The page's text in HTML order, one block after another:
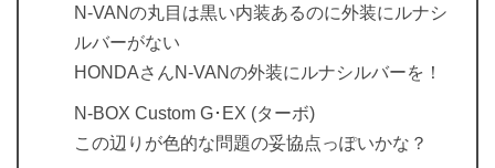
N-VANの丸目は黒い内装あるのに外装にルナシ
ルバーがない
HONDAさんN-VANの外装にルナシルバーを！
N-BOX Custom G･EX (ターボ)
この辺りが色的な問題の妥協点っぽいかな？